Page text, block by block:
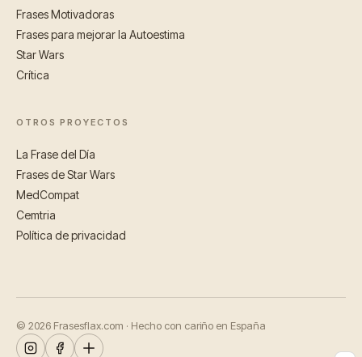
Frases Motivadoras
Frases para mejorar la Autoestima
Star Wars
Crítica
OTROS PROYECTOS
La Frase del Día
Frases de Star Wars
MedCompat
Cemtria
Política de privacidad
© 2026 Frasesflax.com · Hecho con cariño en España